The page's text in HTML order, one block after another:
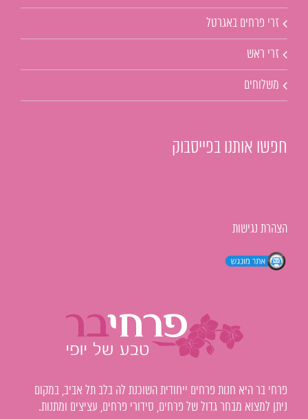
זרי פרחים באגרטל
זרי ראש
משלוחים
חפשו אותנו בפייסבוק
הצהרת נגישות
פרחי בר היא חנות פרחים ייחודית השוכנת לה בלב תל אביב, במקום
ניתן למצוא מבחר גדול של פרחים, סידורי פרחים, עציצים ומתנות.